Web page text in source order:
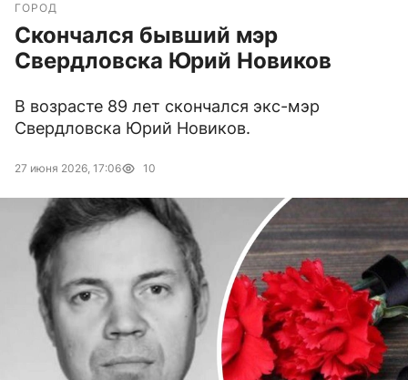
ГОРОД
Скончался бывший мэр
Свердловска Юрий Новиков
В возрасте 89 лет скончался экс-мэр
Свердловска Юрий Новиков.
27 июня 2026, 17:06 10